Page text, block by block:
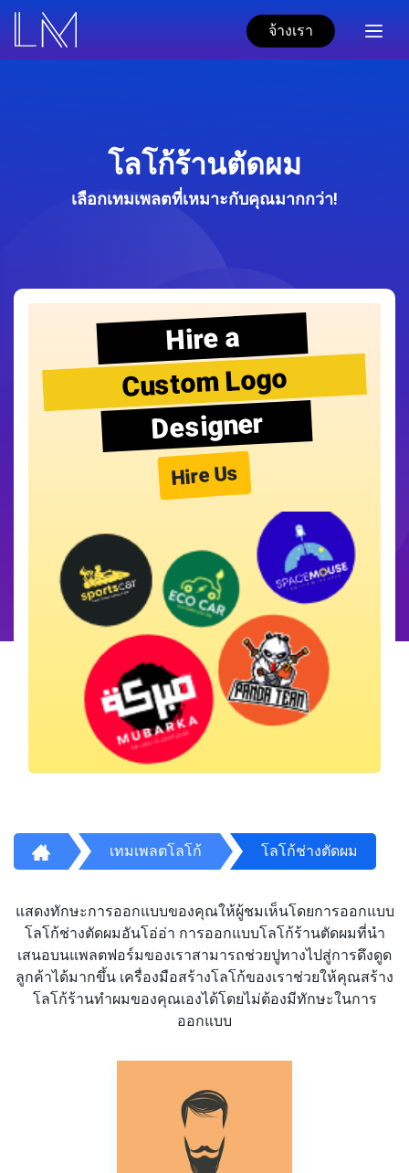
จ้างเรา
โลโก้ร้านตัดผม
เลือกเทมเพลตที่เหมาะกับคุณมากกว่า!
Hire a
Custom Logo
Designer
Hire Us
เทมเพลตโลโก้ โลโก้ช่างตัดผม
แสดงทักษะการออกแบบของคุณให้ผู้ชมเห็นโดยการออกแบบ
โลโก้ช่างตัดผมอันโอ่อ่า การออกแบบโลโก้ร้านตัดผมที่นำ
เสนอบนแพลตฟอร์มของเราสามารถช่วยปูทางไปสู่การดึงดูด
ลูกค้าได้มากขึ้น เครื่องมือสร้างโลโก้ของเราช่วยให้คุณสร้าง
โลโก้ร้านทำผมของคุณเองได้โดยไม่ต้องมีทักษะในการ
ออกแบบ